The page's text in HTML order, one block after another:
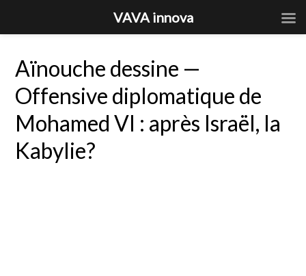
Aïnouche dessine —
Offensive diplomatique de
Mohamed VI : après Israël, la
Kabylie?
VAVA innova